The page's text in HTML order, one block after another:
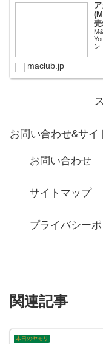
ン
maclub.jp
お問い合わせ&サイ
お問い合わせ
サイトマップ
プライバシー
関連記事
本日のヤモリ